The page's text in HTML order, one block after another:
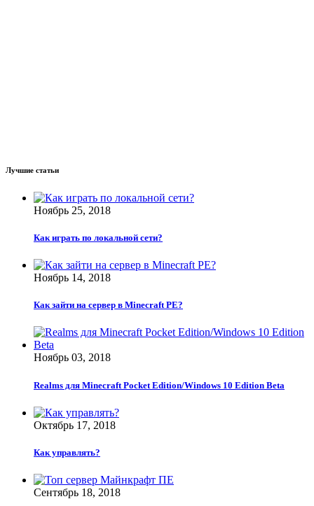
Лучшие статьи
Ноябрь 25, 2018
Как играть по локальной сети?
Ноябрь 14, 2018
Как зайти на сервер в Minecraft PE?
Ноябрь 03, 2018
Realms для Minecraft Pocket Edition/Windows 10 Edition Beta
Октябрь 17, 2018
Как управлять?
Сентябрь 18, 2018